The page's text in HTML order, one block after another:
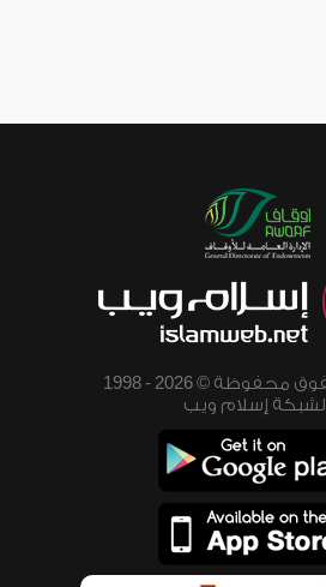
جميع الحقوق محفوظة © 2026 - 1998
لشبكة إسلام ويب